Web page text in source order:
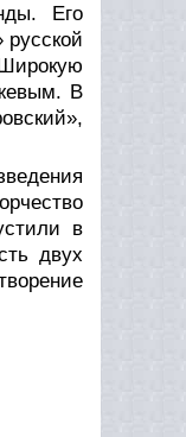
Его
В
в
двух